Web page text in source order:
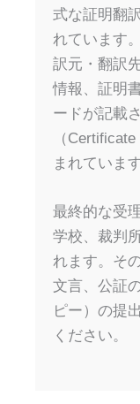
式な証明翻
れています
訳元・翻訳
情報、証明
ードが記載
（
まれています
最終的な受
学校、裁判
れます。そ
文言、公証
ピー）の提
ください。